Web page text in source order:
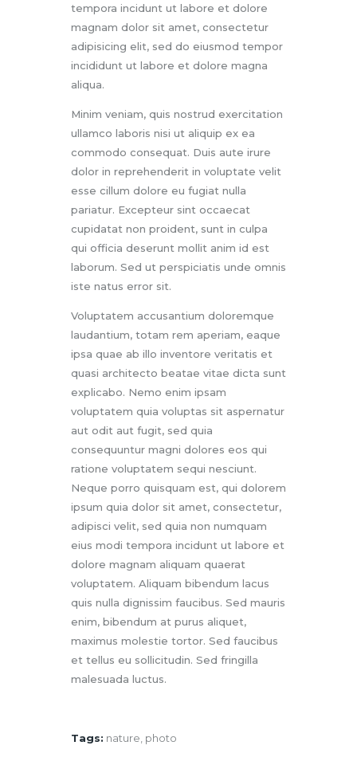
tempora incidunt ut labore et dolore
magnam dolor sit amet, consectetur
adipisicing elit, sed do eiusmod tempor
incididunt ut labore et dolore magna
aliqua.
Minim veniam, quis nostrud exercitation
ullamco laboris nisi ut aliquip ex ea
commodo consequat. Duis aute irure
dolor in reprehenderit in voluptate velit
esse cillum dolore eu fugiat nulla
pariatur. Excepteur sint occaecat
cupidatat non proident, sunt in culpa
qui officia deserunt mollit anim id est
laborum. Sed ut perspiciatis unde omnis
iste natus error sit.
Voluptatem accusantium doloremque
laudantium, totam rem aperiam, eaque
ipsa quae ab illo inventore veritatis et
quasi architecto beatae vitae dicta sunt
explicabo. Nemo enim ipsam
voluptatem quia voluptas sit aspernatur
aut odit aut fugit, sed quia
consequuntur magni dolores eos qui
ratione voluptatem sequi nesciunt.
Neque porro quisquam est, qui dolorem
ipsum quia dolor sit amet, consectetur,
adipisci velit, sed quia non numquam
eius modi tempora incidunt ut labore et
dolore magnam aliquam quaerat
voluptatem. Aliquam bibendum lacus
quis nulla dignissim faucibus. Sed mauris
enim, bibendum at purus aliquet,
maximus molestie tortor. Sed faucibus
et tellus eu sollicitudin. Sed fringilla
malesuada luctus.
Tags: nature, photo